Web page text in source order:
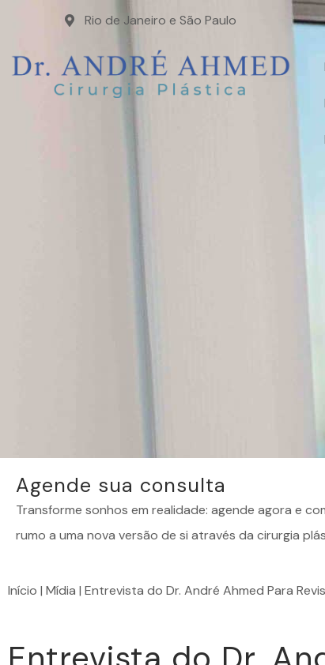
Rio de Janeiro e São Paulo
Agende sua consulta
Transforme sonhos em realidade: agende agora e
rumo a uma nova versão de si através da cirurgia
Início | Mídia | Entrevista do Dr. André Ahmed Para